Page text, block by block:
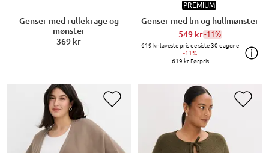
Genser med rullekrage og
mønster
369 kr
PREMIUM
Genser med lin og hullmønster
549 kr-11%
619 krlaveste pris de siste 30 dagene
-11%
619 krFørpris